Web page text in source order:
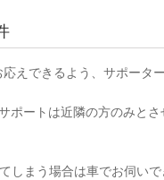
えできるよう、サポータ
ポートは近隣の方のみとさ
しまう場合は車でお伺いで